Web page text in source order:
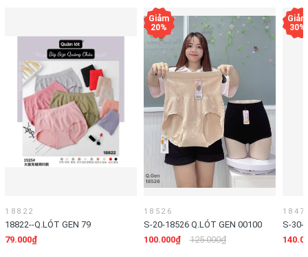
18822
18822--Q.LÓT GEN 79
79.000₫
18526
S-20-18526 Q.LÓT GEN 00100
100.000₫
125.000₫
S-30-